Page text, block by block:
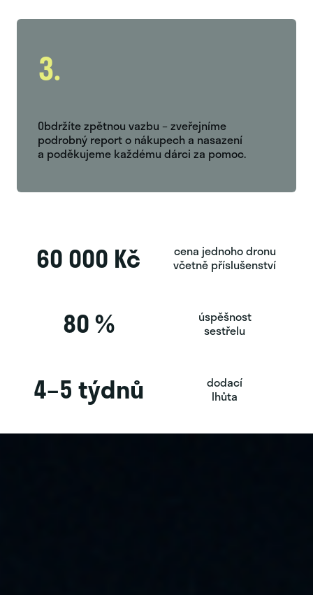
3.
Obdržíte zpětnou vazbu – zveřejníme
podrobný report o nákupech a nasazení
a poděkujeme každému dárci za pomoc.
60 000 Kč
cena jednoho dronu
včetně příslušenství
80 %
úspěšnost
sestřelu
4–5 týdnů
dodací
lhůta